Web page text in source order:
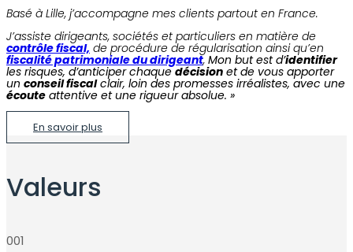
Basé à Lille, j’accompagne mes clients partout en France.
J’assiste dirigeants, sociétés et particuliers en matière de
contrôle fiscal, de procédure de régularisation ainsi qu’en
fiscalité patrimoniale du dirigeant, Mon but est d’identifier
les risques, d’anticiper chaquedécision et de vous apporter
un conseil fiscalclair, loin des promesses irréalistes, avec une
écoute attentive et une rigueur absolue. »
En savoir plus
Valeurs
001